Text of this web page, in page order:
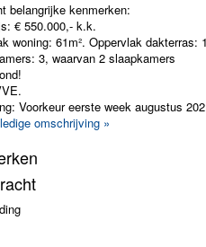
belangrijke kenmerken:
€ 550.000,- k.k.
woning: 61m². Oppervlak dakterras:
3, waarvan 2 slaapkamers
Voorkeur eerste week augustus
omschrijving »